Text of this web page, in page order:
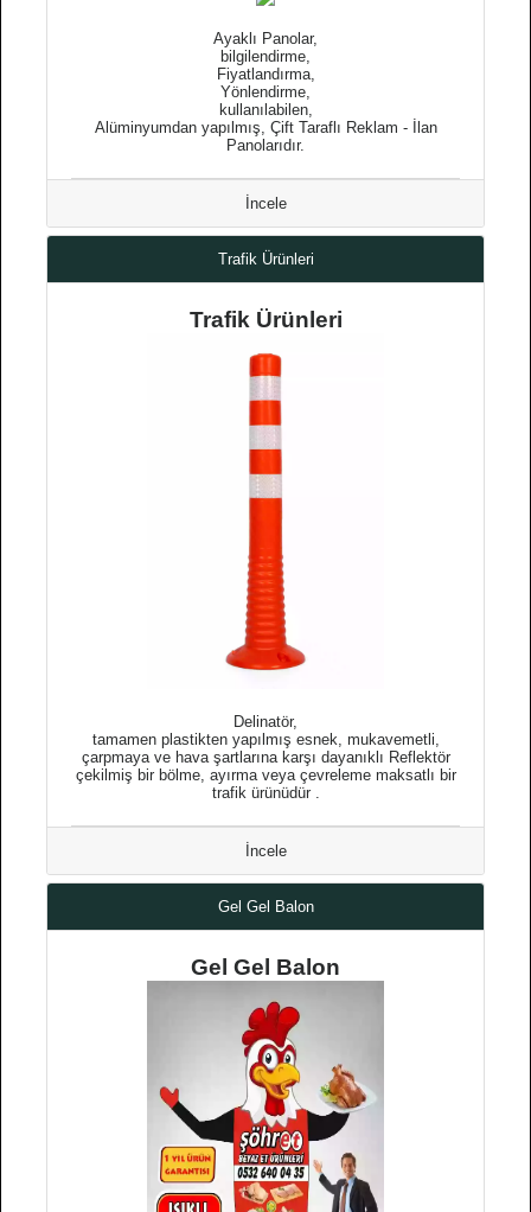
Ayaklı Panolar,
bilgilendirme,
Fiyatlandırma,
Yönlendirme,
kullanılabilen,
Alüminyumdan yapılmış, Çift Taraflı Reklam - İlan
Panolarıdır.
İncele
Trafik Ürünleri
Trafik Ürünleri
Delinatör,
tamamen plastikten yapılmış esnek, mukavemetli,
çarpmaya ve hava şartlarına karşı dayanıklı Reflektör
çekilmiş bir bölme, ayırma veya çevreleme maksatlı bir
trafik ürünüdür .
İncele
Gel Gel Balon
Gel Gel Balon